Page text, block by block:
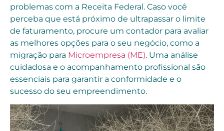
problemas com a Receita Federal. Caso você
perceba que está próximo de ultrapassar o limite
de faturamento, procure um contador para avaliar
as melhores opções para o seu negócio, como a
migração para Microempresa (ME). Uma análise
cuidadosa e o acompanhamento profissional são
essenciais para garantir a conformidade e o
sucesso do seu empreendimento.